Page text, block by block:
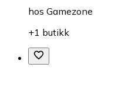
hos Gamezone
+1 butikk